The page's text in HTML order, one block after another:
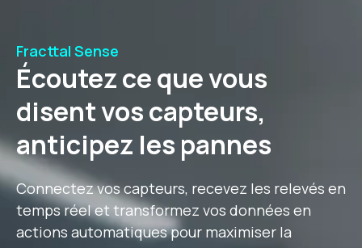
Fracttal Sense
Écoutez ce que vous
disent vos capteurs,
anticipez les pannes
Connectez vos capteurs, recevez les relevés en
temps réel et transformez vos données en
actions automatiques pour maximiser la
Nom*
E-mail professionnel
Pays*
Nom*
E-mail professionnel
Pays*
Nom*
E-mail professionnel
Pays*